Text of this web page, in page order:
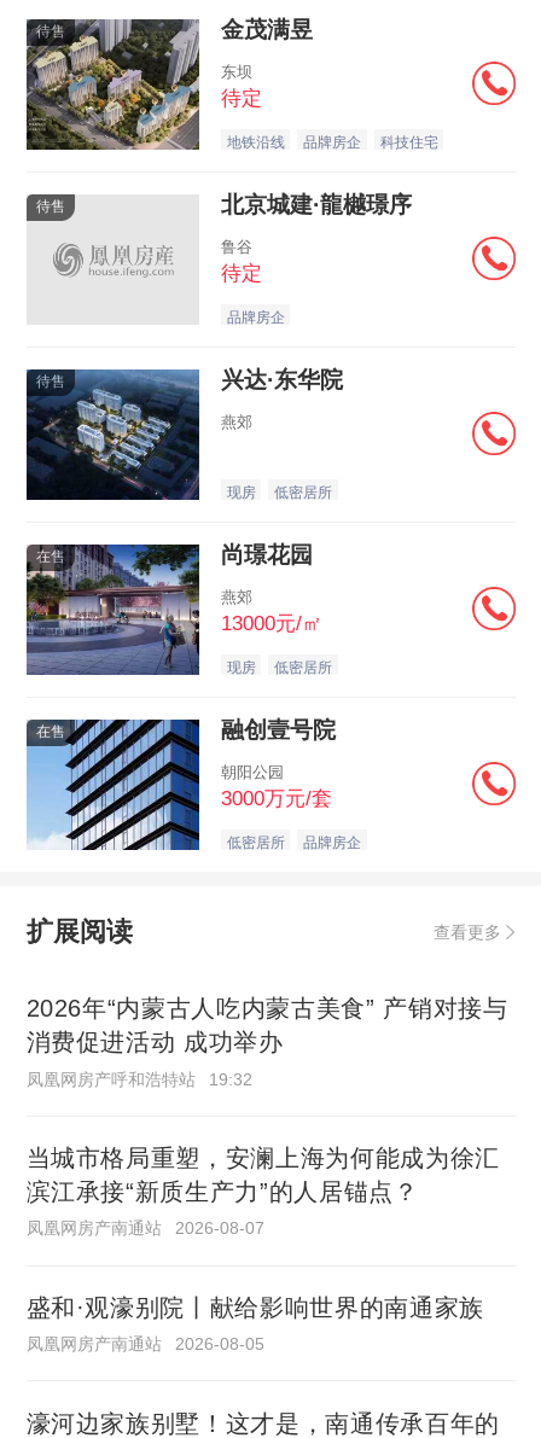
待售 金茂满昱
东坝
待定
地铁沿线 品牌房企 科技住宅
待售 北京城建·龍樾璟序
鲁谷
待定
品牌房企
待售 兴达·东华院
燕郊
现房 低密居所
在售 尚璟花园
燕郊
13000元/㎡
现房 低密居所
在售 融创壹号院
朝阳公园
3000万元/套
低密居所 品牌房企
扩展阅读 查看更多
2026年“内蒙古人吃内蒙古美食” 产销对接与
消费促进活动 成功举办
凤凰网房产呼和浩特站 19:32
当城市格局重塑，安澜上海为何能成为徐汇
滨江承接“新质生产力”的人居锚点？
凤凰网房产南通站 2026-08-07
盛和·观濠别院丨献给影响世界的南通家族
凤凰网房产南通站 2026-08-05
濠河边家族别墅！这才是，南通传承百年的